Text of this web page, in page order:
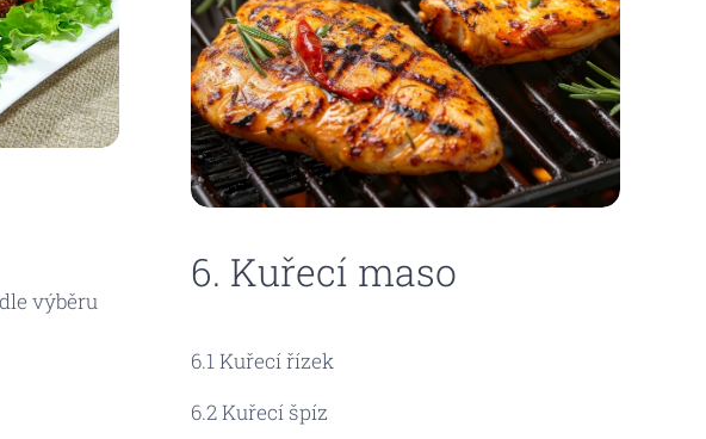
výběru
6. Kuřecí maso
6.1 Kuřecí řízek
6.2 Kuřecí špíz